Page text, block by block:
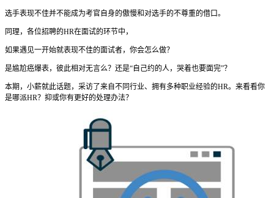
选手表现不佳并不能成为考官自身的傲慢和对选手的不尊重的借口。
同理，各位招聘的HR在面试的环节中，
如果遇见一开始就表现不佳的面试者，你会怎么做？
是尴尬癌爆表，彼此相对无言么？还是“自己约的人，哭着也要面完”？
本期，小薪就此话题，采访了来自不同行业、拥有多种职业经验的HR。来看看你
是哪派HR？抑或你有更好的处理办法？